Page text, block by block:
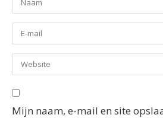
Mijn naam, e-mail en site